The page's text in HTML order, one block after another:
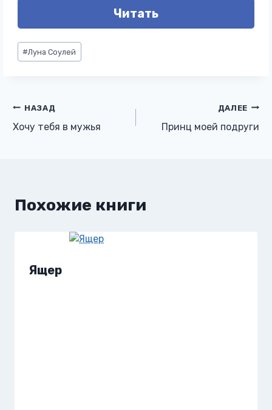
Читать
Метки
записи:
#Луна Соулей
Навигация
по
НАЗАД
Хочу тебя в мужья
ДАЛЕЕ
Принц моей подруги
Похожие книги
Ящер